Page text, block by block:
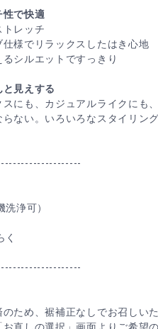
性で快適
トレッチ
仕様でリラックスしたはき心地
るシルエットですっきり
見えする
スにも、カジュアルライクにも
らない。いろいろなスタイリン
浄可）
く
ため、裾補正なしでお召しい